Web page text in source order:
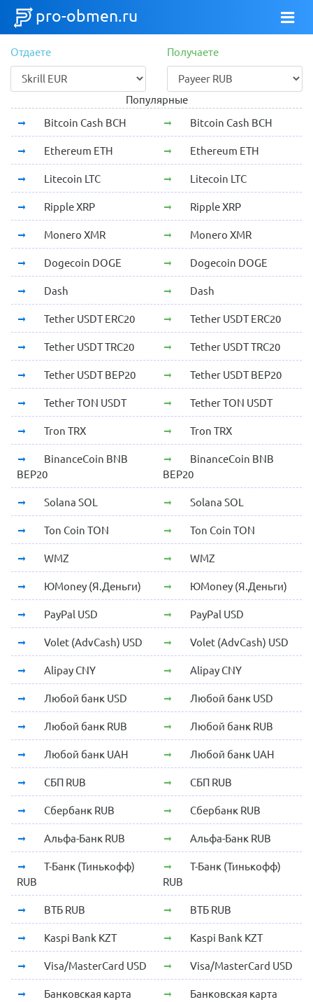
pro-obmen.ru
Отдаете Получаете
Популярные
Bitcoin Cash BCH
Bitcoin Cash BCH
Ethereum ETH Ethereum ETH
Litecoin LTC Litecoin LTC
Ripple XRP Ripple XRP
Monero XMR Monero XMR
Dogecoin DOGE Dogecoin DOGE
Dash Dash
Tether USDT ERC20 Tether USDT ERC20
Tether USDT TRC20 Tether USDT TRC20
Tether USDT BEP20 Tether USDT BEP20
Tether TON USDT Tether TON USDT
Tron TRX Tron TRX
BinanceCoin BNB
BEP20
BinanceCoin BNB
BEP20
Solana SOL Solana SOL
Ton Coin TON Ton Coin TON
WMZ WMZ
ЮMoney (Я.Деньги) ЮMoney (Я.Деньги)
PayPal USD PayPal USD
Volet (AdvCash) USD Volet (AdvCash) USD
Alipay CNY Alipay CNY
Любой банк USD Любой банк USD
Любой банк RUB Любой банк RUB
Любой банк UAH Любой банк UAH
СБП RUB СБП RUB
Сбербанк RUB Сбербанк RUB
Альфа-Банк RUB Альфа-Банк RUB
Т-Банк (Тинькофф)
RUB
Т-Банк (Тинькофф)
RUB
ВТБ RUB ВТБ RUB
Kaspi Bank KZT Kaspi Bank KZT
Visa/MasterCard USD Visa/MasterCard USD
Банковская карта
Банковская карта